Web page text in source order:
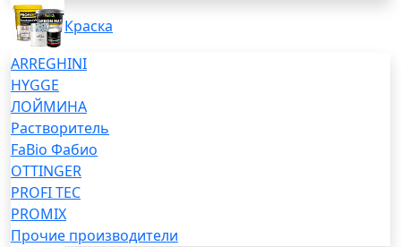
Краска
ARREGHINI
HYGGE
ЛОЙМИНА
Растворитель
FaBio Фабио
OTTINGER
PROFI TEC
PROMIX
Прочие производители